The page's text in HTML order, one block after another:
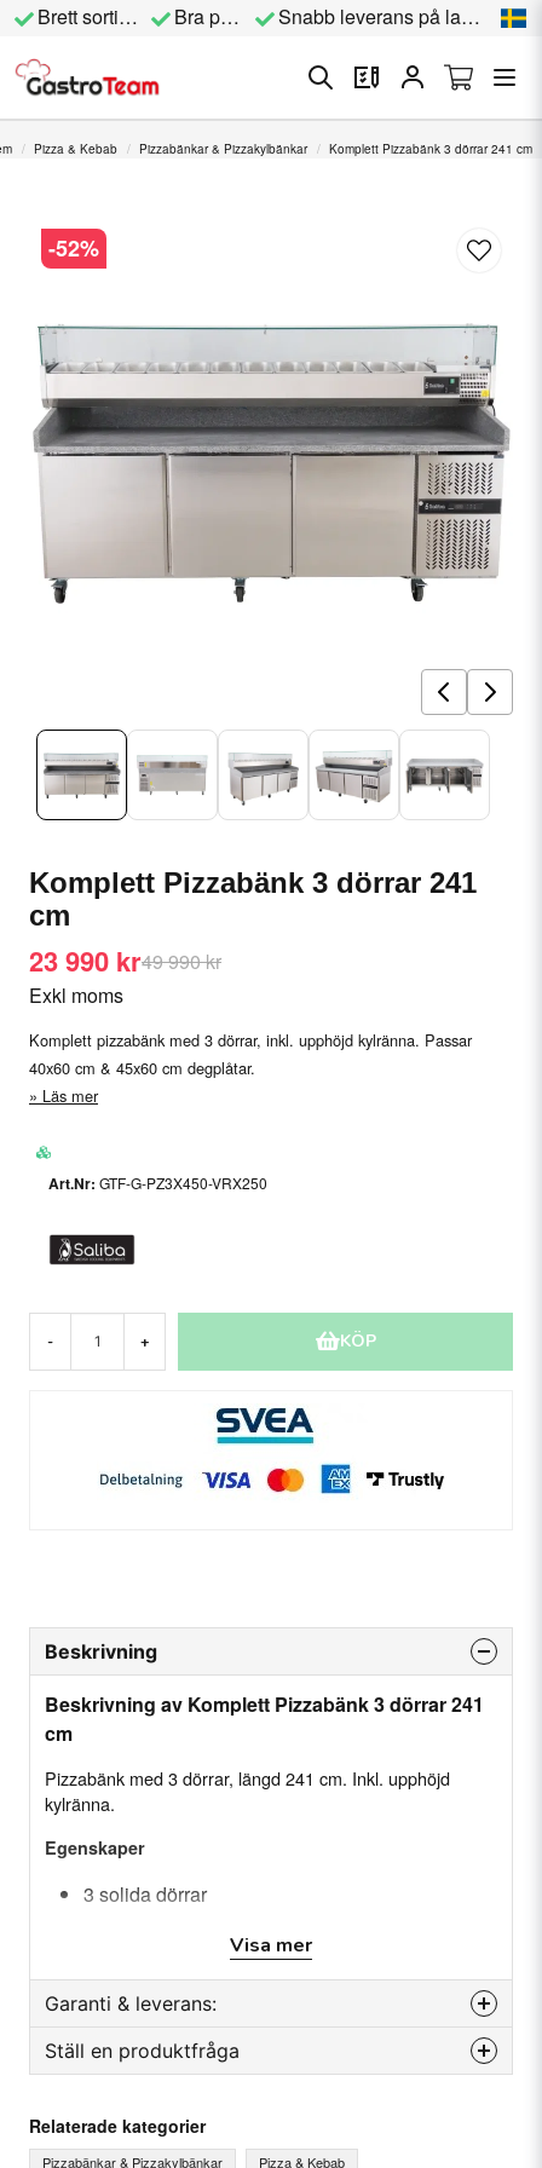
Brett sortiment Bra priser Snabb leverans på lagervara
Pizza & Kebab Pizzabänkar & Pizzakylbänkar Komplett Pizzabänk 3 dörrar 241 cm
-52%
Komplett Pizzabänk 3 dörrar 241
cm
49 990 kr
23 990 kr
Exkl moms
Komplett pizzabänk med 3 dörrar, inkl. upphöjd kylränna. Passar
40x60 cm & 45x60 cm degplåtar.
Läs mer
GTF-G-PZ3X450-VRX250
- + KÖP
Beskrivning
Beskrivning av Komplett Pizzabänk 3 dörrar 241
cm
Pizzabänk med 3 dörrar, längd 241 cm. Inkl. upphöjd
kylränna.
Egenskaper
3 solida dörrar
Bordsskiva med kant
Upphöjd kylränna VRX2500-380,
Passar 40x60 cm & 45x60 cm degplåtar.
Kapacitet: ca. 650 Liter
Temperatur: +2 ~+8 °C
Visa mer
Garanti & leverans:
Reservdelsgaranti
Ställ en produktfråga
Fråga oss något om denna produkten...
Relaterade kategorier
Pizzabänkar & Pizzakylbänkar
Pizza & Kebab